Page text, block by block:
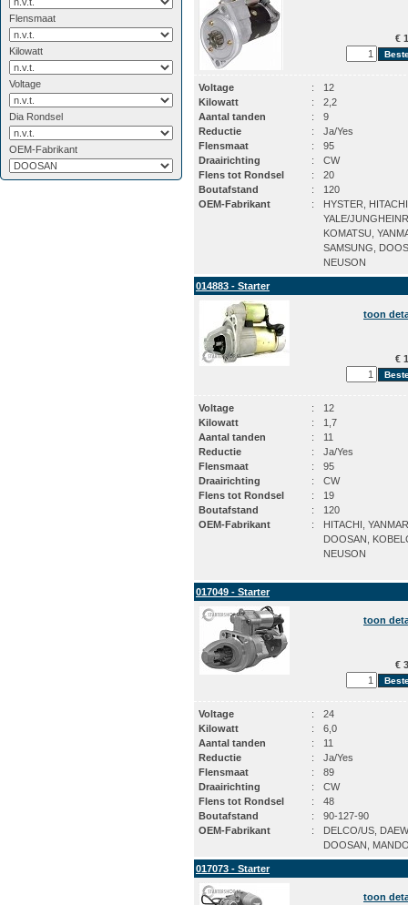
Flensmaat
Kilowatt
Voltage
Dia Rondsel
OEM-Fabrikant
€
Voltage :
12
Kilowatt
:
2,2
Aantal tanden
:
9
Reductie
:
Ja/Yes
Flensmaat
:
95
Draairichting
:
CW
Flens tot Rondsel
:
20
Boutafstand
:
120
OEM-Fabrikant
:
HYSTER,
YALE/
KOMATSU,
SAMSUNG,
NEUSON
014883 - Starter
toon
€
Voltage :
12
Kilowatt
:
1,7
Aantal tanden
:
11
Reductie
:
Ja/Yes
Flensmaat
:
95
Draairichting
:
CW
Flens tot Rondsel
:
19
Boutafstand
:
120
OEM-Fabrikant
:
HITACHI,
DOOSAN,
NEUSON
017049 - Starter
toon
€
Voltage :
24
Kilowatt
:
6,0
Aantal tanden
:
11
Reductie
:
Ja/Yes
Flensmaat
:
89
Draairichting
:
CW
Flens tot Rondsel
:
48
Boutafstand
:
90-127-90
OEM-Fabrikant
:
DELCO/US,
DOOSAN,
017073 - Starter
toon